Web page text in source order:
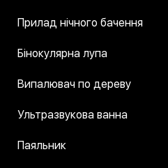
Прилад нічного бачення
Бінокулярна лупа
Випалювач по дереву
Ультразвукова ванна
Паяльник